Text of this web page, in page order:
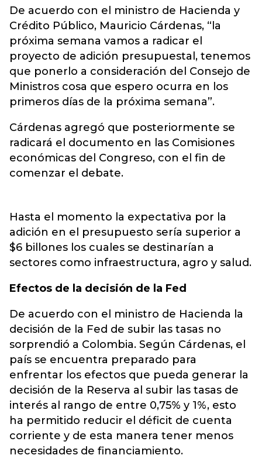
De acuerdo con el ministro de Hacienda y
Crédito Público, Mauricio Cárdenas, “la
próxima semana vamos a radicar el
proyecto de adición presupuestal, tenemos
que ponerlo a consideración del Consejo de
Ministros cosa que espero ocurra en los
primeros días de la próxima semana”.
Cárdenas agregó que posteriormente se
radicará el documento en las Comisiones
económicas del Congreso, con el fin de
comenzar el debate.
Hasta el momento la expectativa por la
adición en el presupuesto sería superior a
$6 billones los cuales se destinarían a
sectores como infraestructura, agro y salud.
Efectos de la decisión de la Fed
De acuerdo con el ministro de Hacienda la
decisión de la Fed de subir las tasas no
sorprendió a Colombia. Según Cárdenas, el
país se encuentra preparado para
enfrentar los efectos que pueda generar la
decisión de la Reserva al subir las tasas de
interés al rango de entre 0,75% y 1%, esto
ha permitido reducir el déficit de cuenta
corriente y de esta manera tener menos
necesidades de financiamiento.